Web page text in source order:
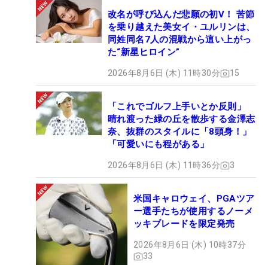
改名が呼び込んだ悲願の初V！ 苦節
を乗り越えた美女イ・ユルリンは、
同姓同名7人の混戦から這い上がっ
た“新星ヒロイン”
2026年8月6日 (木) 11時30分 15
「これでゴルフ上手いとか反則」
晴れ渡った緑の丘を散歩する金澤志
奈、抜群のスタイルに「8頭身！」
「可愛いにも程がある」
2026年8月6日 (木) 11時36分 3
米国キャロウェイ、PGAツア
ー選手たちが使用するノーメ
ッキブレードを限定発売
2026年8月6日 (木) 10時37分
33